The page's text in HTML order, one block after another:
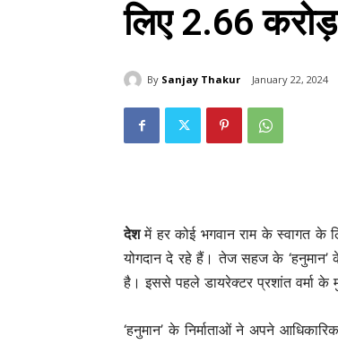
लिए 2.66 करोड़
By Sanjay Thakur January 22, 2024
देशमें हर कोई भगवान राम के स्वागत के
योगदान दे रहे हैं। तेज सहज के ‘हनुमान’
है। इससे पहले डायरेक्टर प्रशांत वर्मा
‘हनुमान’ के निर्माताओं ने अपने